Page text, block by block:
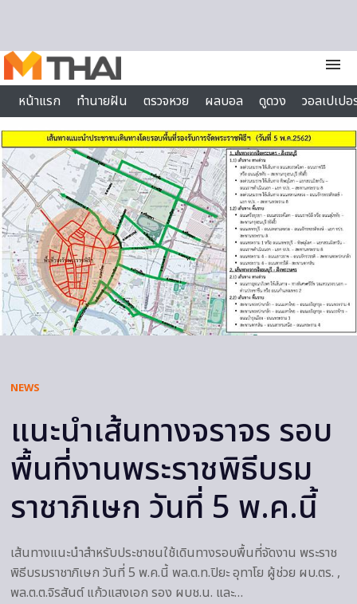
menu
หน้าแรก
ทำนายฝัน ตรวจหวย ผลบอล ดูดวง
วอลเปเป
ไลฟ์สไตล์
NEWS
แนะนําเส้นทางจราจร รอบ
พื้นที่งานพระราชพิธีบรม
ราชาภิเษก วันที่ 5 พ.ค.นี้
เส้นทางแนะนําสําหรับประชาชนใช้เดินทางรอบพื้นที่จัดงาน พระราช
พิธีบรมราชาภิเษก วันที่ 5 พ.ค.นี้ พล.ต.ท.ปิยะ อุทาโย ผู้ช่วย ผบ.ตร. ,
พล.ต.ต.จิรสันต์ แก้วแสงเอก รอง ผบช.น. และ…